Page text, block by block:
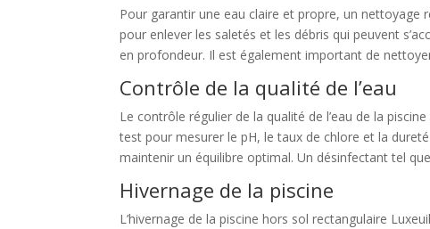
Pour garantir une eau claire et propre, un nettoyage
pour enlever les saletés et les débris qui peuvent
en profondeur. Il est également important de
Contrôle de la qualité de l’eau
Le contrôle régulier de la qualité de l’eau de la
test pour mesurer le pH, le taux de chlore et la
maintenir un équilibre optimal. Un désinfectant tel
Hivernage de la piscine
L’hivernage de la piscine hors sol rectangulaire